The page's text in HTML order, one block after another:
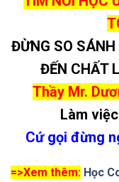
ĐỪNG SO SÁNH
ĐẾN CHẤT
Thầy Mr.
Làm
Cứ gọi đừng
=>Xem thêm: Học